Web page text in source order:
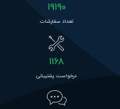
19190
تعداد سفارشات
1168
درخواست پشتیبانی